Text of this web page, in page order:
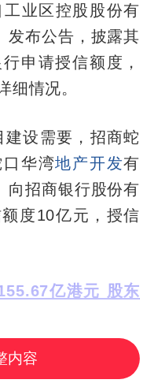
业区控股股份有
发布公告，披露其
申请授信额度，
细情况。
设需要，招商蛇
口华湾地产开发有
向招商银行股份有
度10亿元，授信
亿港元 股东
公司公布2024年
内容